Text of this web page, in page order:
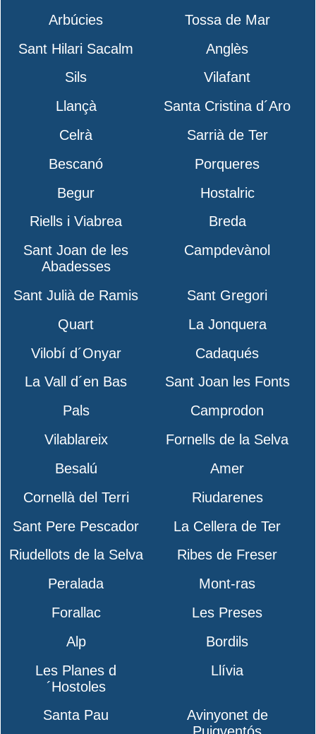
Arbúcies
Tossa de Mar
Sant Hilari Sacalm
Anglès
Sils
Vilafant
Llançà
Santa Cristina d´Aro
Celrà
Sarrià de Ter
Bescanó
Porqueres
Begur
Hostalric
Riells i Viabrea
Breda
Sant Joan de les
Abadesses
Campdevànol
Sant Julià de Ramis
Sant Gregori
Quart
La Jonquera
Vilobí d´Onyar
Cadaqués
La Vall d´en Bas
Sant Joan les Fonts
Pals
Camprodon
Vilablareix
Fornells de la Selva
Besalú
Amer
Cornellà del Terri
Riudarenes
Sant Pere Pescador
La Cellera de Ter
Riudellots de la Selva
Ribes de Freser
Peralada
Mont-ras
Forallac
Les Preses
Alp
Bordils
Les Planes d
´Hostoles
Llívia
Santa Pau
Avinyonet de